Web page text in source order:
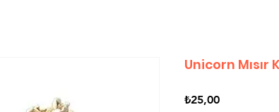
Unicorn Mısır
₺25,00Fiyat